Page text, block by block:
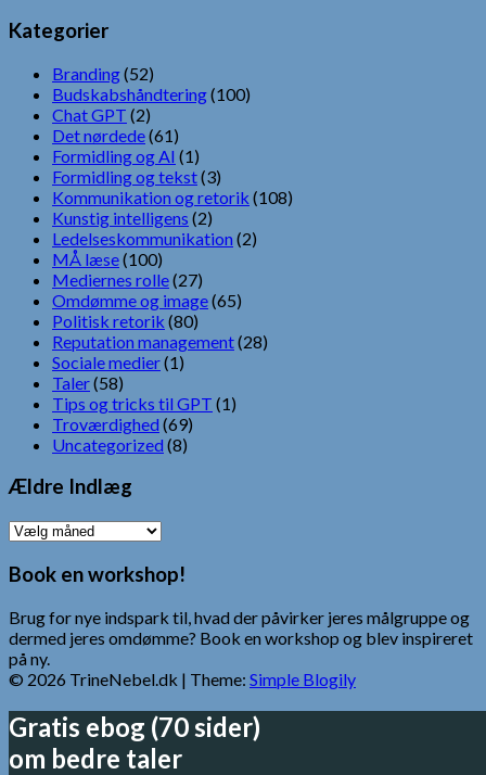
Kategorier
Branding(52)
Budskabshåndtering(100)
Chat GPT (2)
Det nørdede(61)
Formidling og AI (1)
Formidling og tekst(3)
Kommunikation og retorik (108)
Kunstig intelligens (2)
Ledelseskommunikation (2)
MÅ læse(100)
Mediernes rolle(27)
Omdømme og image(65)
Politisk retorik (80)
Reputation management(28)
Sociale medier(1)
Taler(58)
Tips og tricks til GPT (1)
Troværdighed (69)
Uncategorized (8)
Ældre Indlæg
Ældre
Book en workshop!
Brug for nye indspark til, hvad der påvirker jeres målgruppe og
dermed jeres omdømme? Book en workshop og blev inspireret
på ny.
© 2026 TrineNebel.dk | Theme: Simple Blogily
Gratis ebog (70 sider)
om bedre taler